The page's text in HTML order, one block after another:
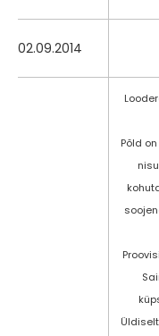
02.09.2014
Põld